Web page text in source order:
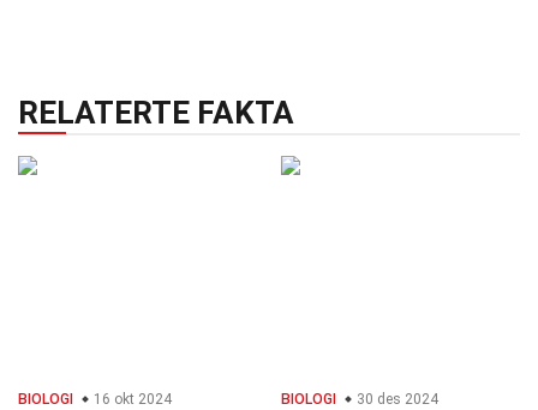
RELATERTE FAKTA
BIOLOGI 16 okt 2024 BIOLOGI 30 des 2024